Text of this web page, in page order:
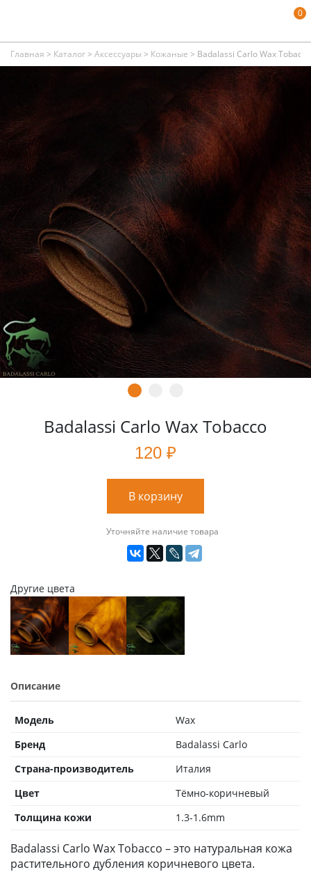
0
Главная > Каталог> Аксессуары > Кожаные > Badalassi Сarlo Wax Tobacco
Badalassi Сarlo Wax Tobacco
120 ₽
В корзину
Уточняйте наличие товара
Другие цвета
Описание
Модель
Wax
Бренд
Badalassi Carlo
Страна-производитель
Италия
Цвет
Тёмно-коричневый
Толщина кожи
1.3-1.6mm
Badalassi Carlo Wax Tobacco – это натуральная кожа
растительного дубления коричневого цвета.